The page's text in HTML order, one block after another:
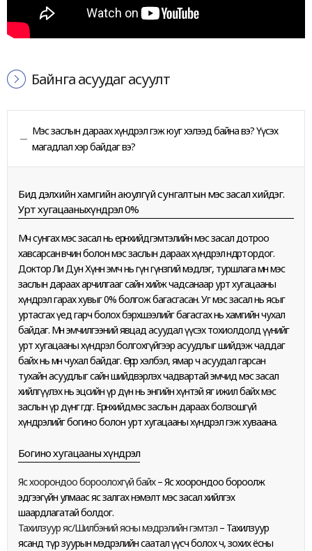
Байнга асуудаг асуулт
Мэс заслын дараах хүндрэл гэж юуг хэлээд байна вэ? Үүсэх
магадлал хэр байдаг вэ?
Бид дэлхийн хамгийн аюулгүй сунгалтын мэс засал хийдэг.
Урт хугацааныхүндрэл 0%
Мөч сунгах мэс засал нь ерөнхийдөө гэмтэлийн мэс засал дотроо
хавсарсан өвчин болон мэс заслын дараах хүндрэл өндөртөө ордог.
Доктор Ли Дун Хүнн эмч нь гүн гүнзгий мэдлэг, туршлага мөн мэс
заслын дараах арчилгааг сайн хийж чадсанаар урт хугацааны
хүндрэл гарах хувыг 0% болгож багасгасан. Уг мэс засал нь ясыг
уртасгах үед гарч болох бэрхшээлийг багасгах нь хамгийн чухал
байдаг. Мөн эмчилгээний явцад асуудал үүсэх тохиолдолд үүнийг
урт хугацааны хүндрэл болгохгүйгээр асуудлыг шийдэж чаддаг
байх нь мөн чухал байдаг. Өөрөөр хэлбэл, ямар ч асуудал гарсан
тухайн асуудлыг сайн шийдвэрлэх чадвартай эмчид мэс засал
хийлгүүлэх нь эцсийн үр дүн нь энгийн хүнтэй яг ижил байх мэс
заслын үр дүнг өгдөг. Ерөнхийдөө мэс заслын дараах болзошгүй
хүндрэлийг богино болон урт хугацааны хүндрэл гэж хуваана.
Богино хугацааны хүндрэл
Яс хоорондоо бороолохгүй байх– Яс хоорондоо бороолж
эдгээгүйн улмаас яс залгах нэмэлт мэс засал хийлгэх
шаардлагатай болдог.
Тахилзуур яс/Шилбэний ясны мэдрэлийн гэмтэл – Тахилзуур
ясанд түр зуурын мэдрэлийн саатал үүсч болох ч, зохих ёсны